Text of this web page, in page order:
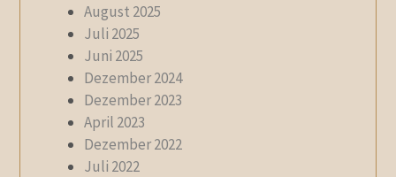
August 2025
Juli 2025
Juni 2025
Dezember 2024
Dezember 2023
April 2023
Dezember 2022
Juli 2022